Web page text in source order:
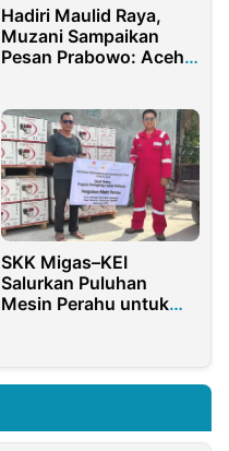
Hadiri Maulid Raya,
Muzani Sampaikan
Pesan Prabowo: Aceh
SKK Migas–KEI
Salurkan Puluhan
Mesin Perahu untuk